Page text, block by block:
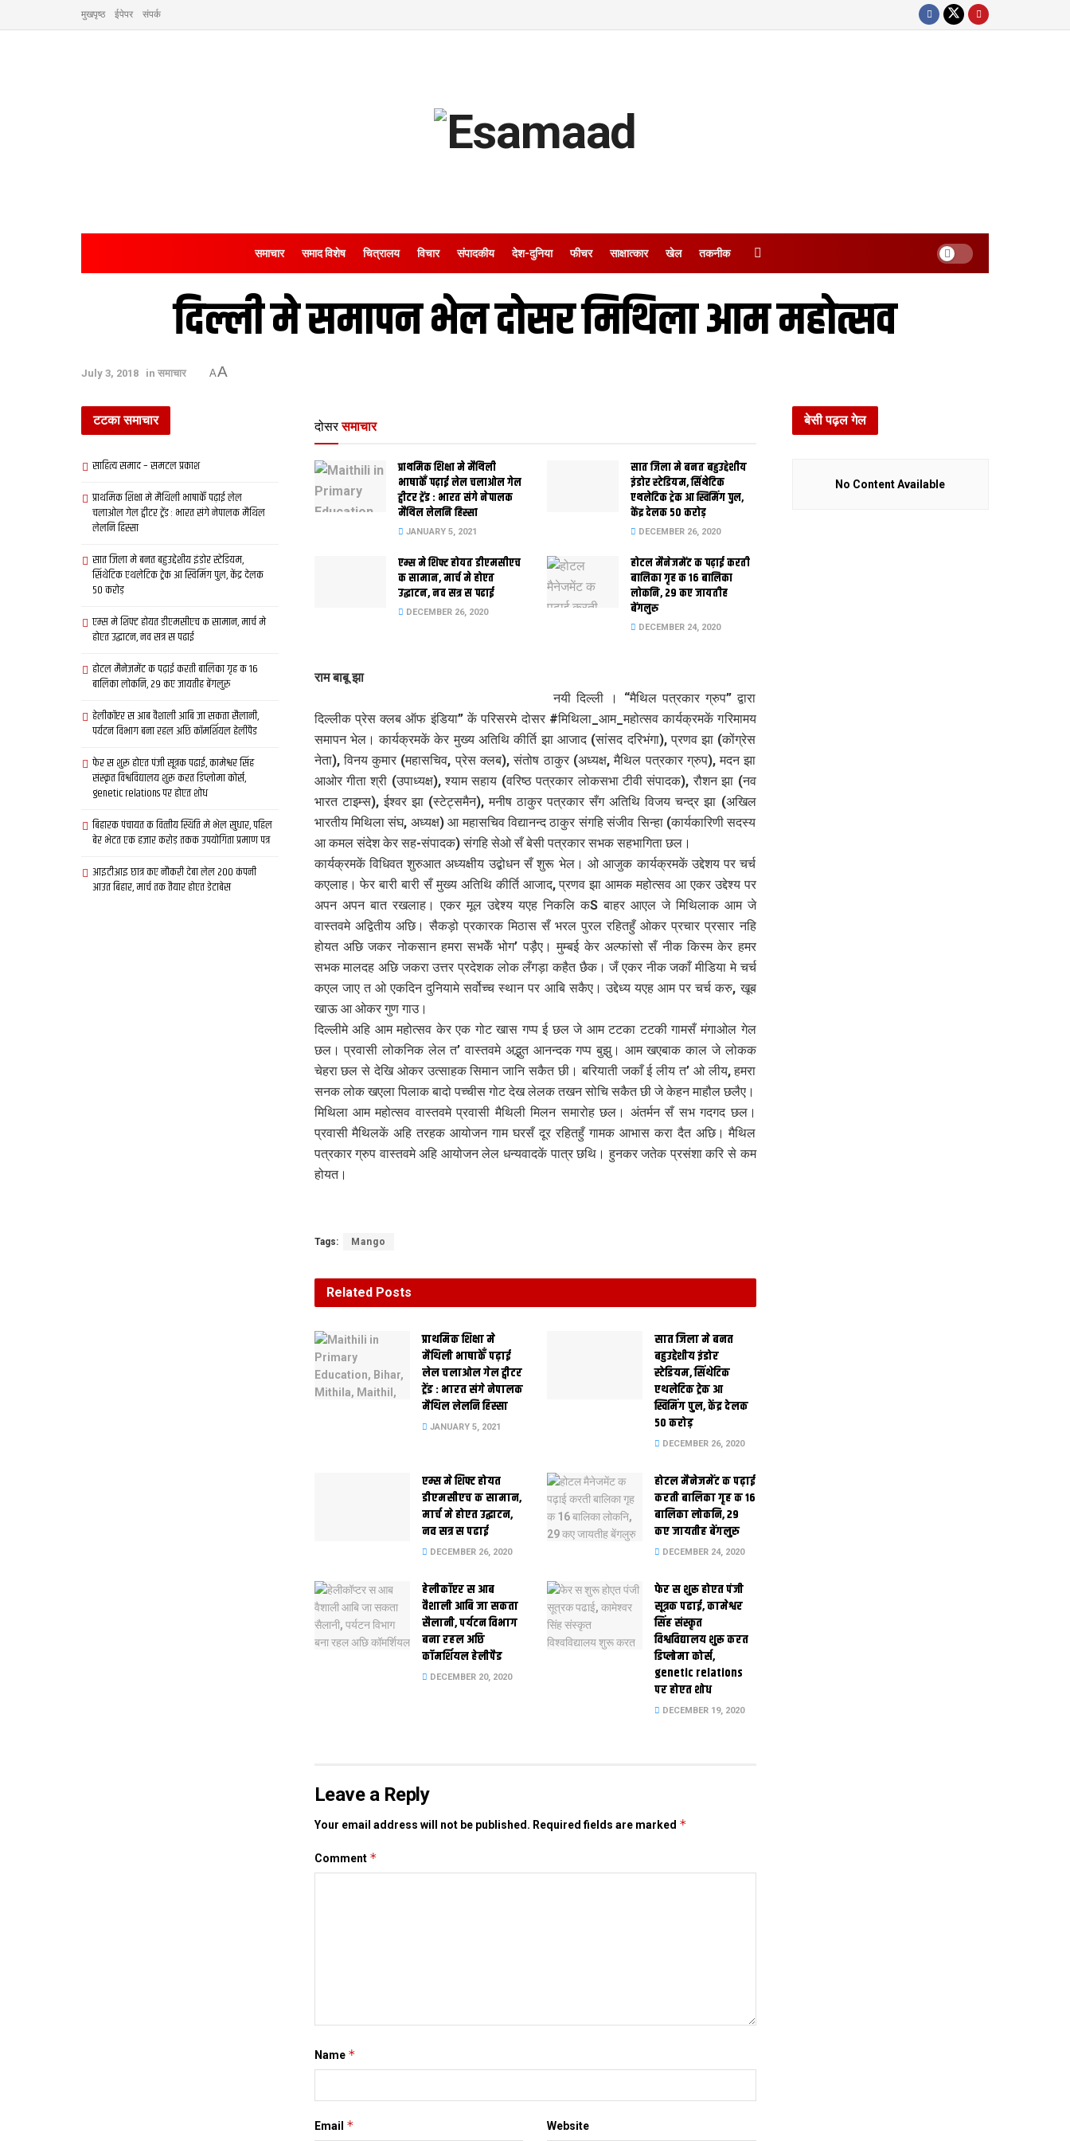
मुखपृष्ठ ईपेपर संपर्क
समाचार समाद विशेष चित्रालय विचार संपादकीय देश-दुनिया फीचर साक्षात्‍कार खेल तकनीक
दिल्ली मे समापन भेल दोसर मिथिला आम महोत्सव
July 3, 2018 in समाचार AA
दोसर समाचार
प्राथमिक शि‍क्षा मे मैथि‍ली
भाषाकेँ पढ़ाई लेल चलाओल गेल
ट्वीटर ट्रेंड : भारत संगे नेपालक
मैथिल लेलनि हिस्सा
JANUARY 5, 2021
सात जिला मे बनत बहुउद्देशीय
इंडोर स्‍टेडि‍यम, सिंथेटिक
एथलेटिक ट्रेक आ स्विमिंग पुल,
केंद्र देलक 50 करोड़
DECEMBER 26, 2020
एम्स मे शिफ्ट होयत डीएमसीएच
क सामान, मार्च मे होएत
उद्घाटन, नव सत्र स पढाई
DECEMBER 26, 2020
होटल मैनेजमेंट क पढ़ाई करती
बालिका गृह क 16 बालिका
लोकनि, 29 कए जायतीह
बेंगलुरु
DECEMBER 24, 2020
राम बाबू झा
नयी दिल्ली । “मैथिल पत्रकार ग्रुप” द्वारा
दिल्लीक प्रेस क्लब ऑफ इंडिया” कें परिसरमे दोसर #मिथिला_आम_महोत्सव कार्यक्रमकें गरिमामय
समापन भेल। कार्यक्रमकें केर मुख्य अतिथि कीर्ति झा आजाद (सांसद दरिभंगा), प्रणव झा (कोंग्रेस
नेता), विनय कुमार (महासचिव, प्रेस क्लब), संतोष ठाकुर (अध्यक्ष, मैथिल पत्रकार ग्रुप), मदन झा
आओर गीता श्री (उपाध्यक्ष), श्याम सहाय (वरिष्ठ पत्रकार लोकसभा टीवी संपादक), रौशन झा (नव
भारत टाइम्स), ईश्वर झा (स्टेट्समैन), मनीष ठाकुर पत्रकार सँग अतिथि विजय चन्द्र झा (अखिल
भारतीय मिथिला संघ, अध्यक्ष) आ महासचिव विद्यानन्द ठाकुर संगहि संजीव सिन्हा (कार्यकारिणी सदस्य
आ कमल संदेश केर सह-संपादक) संगहि सेओ सँ बेसी पत्रकार सभक सहभागिता छल।
कार्यक्रमकें विधिवत शुरुआत अध्यक्षीय उद्बोधन सँ शुरू भेल। ओ आजुक कार्यक्रमकें उद्देशय पर चर्च
कएलाह। फेर बारी बारी सँ मुख्य अतिथि कीर्ति आजाद, प्रणव झा आमक महोत्सव आ एकर उद्देश्य पर
अपन अपन बात रखलाह। एकर मूल उद्देश्य यएह निकलि कS बाहर आएल जे मिथिलाक आम जे
वास्तवमे अद्वितीय अछि। सैकड़ो प्रकारक मिठास सँ भरल पुरल रहितहुँ ओकर प्रचार प्रसार नहि
होयत अछि जकर नोकसान हमरा सभकेँ भोग’ पड़ैए। मुम्बई केर अल्फांसो सँ नीक किस्म केर हमर
सभक मालदह अछि जकरा उत्तर प्रदेशक लोक लँगड़ा कहैत छैक। जँ एकर नीक जकाँ मीडिया मे चर्च
कएल जाए त ओ एकदिन दुनियामे सर्वोच्च स्थान पर आबि सकैए। उद्देध्य यएह आम पर चर्च करु, खूब
खाऊ आ ओकर गुण गाउ।
दिल्लीमे अहि आम महोत्सव केर एक गोट खास गप्प ई छल जे आम टटका टटकी गामसँ मंगाओल गेल
छल। प्रवासी लोकनिक लेल त’ वास्तवमे अद्भुत आनन्दक गप्प बुझु। आम खएबाक काल जे लोकक
चेहरा छल से देखि ओकर उत्साहक सिमान जानि सकैत छी। बरियाती जकाँ ई लीय त’ ओ लीय, हमरा
सनक लोक खएला पिलाक बादो पच्चीस गोट देख लेलक तखन सोचि सकैत छी जे केहन माहौल छलैए।
मिथिला आम महोत्सव वास्तवमे प्रवासी मैथिली मिलन समारोह छल। अंतर्मन सँ सभ गदगद छल।
प्रवासी मैथिलकें अहि तरहक आयोजन गाम घरसँ दूर रहितहुँ गामक आभास करा दैत अछि। मैथिल
पत्रकार ग्रुप वास्तवमे अहि आयोजन लेल धन्यवादकें पात्र छथि। हुनकर जतेक प्रसंशा करि से कम
होयत।
Tags: Mango
Related Posts
प्राथमिक शि‍क्षा मे
मैथि‍ली भाषाकेँ पढ़ाई
लेल चलाओल गेल ट्वीटर
ट्रेंड : भारत संगे नेपालक
मैथिल लेलनि हिस्सा
JANUARY 5, 2021
सात जिला मे बनत
बहुउद्देशीय इंडोर
स्‍टेडि‍यम, सिंथेटिक
एथलेटिक ट्रेक आ
स्विमिंग पुल, केंद्र देलक
50 करोड़
DECEMBER 26, 2020
एम्स मे शिफ्ट होयत
डीएमसीएच क सामान,
मार्च मे होएत उद्घाटन,
नव सत्र स पढाई
DECEMBER 26, 2020
होटल मैनेजमेंट क पढ़ाई
करती बालिका गृह क 16
बालिका लोकनि, 29
कए जायतीह बेंगलुरु
DECEMBER 24, 2020
हेलीकॉप्टर स आब
वैशाली आबि जा सकता
सैलानी, पर्यटन विभाग
बना रहल अछि
कॉमर्शियल हेलीपैड
DECEMBER 20, 2020
फेर स शुरू होएत पंजी
सूत्रक पढाई, कामेश्वर
सिंह संस्कृत
विश्वविद्यालय शुरू करत
डिप्लोमा कोर्स,
genetic relations
पर होएत शोध
DECEMBER 19, 2020
Leave a Reply
Your email address will not be published. Required fields are marked *
Comment *
Name *
Email * Website
टटका समाचार
साहित्य समाद – समटल प्रकाश
प्राथमिक शि‍क्षा मे मैथि‍ली भाषाकेँ पढ़ाई लेल
चलाओल गेल ट्वीटर ट्रेंड : भारत संगे नेपालक मैथिल
लेलनि हिस्सा
सात जिला मे बनत बहुउद्देशीय इंडोर स्‍टेडि‍यम,
सिंथेटिक एथलेटिक ट्रेक आ स्विमिंग पुल, केंद्र देलक
50 करोड़
एम्स मे शिफ्ट होयत डीएमसीएच क सामान, मार्च मे
होएत उद्घाटन, नव सत्र स पढाई
होटल मैनेजमेंट क पढ़ाई करती बालिका गृह क 16
बालिका लोकनि, 29 कए जायतीह बेंगलुरु
हेलीकॉप्टर स आब वैशाली आबि जा सकता सैलानी,
पर्यटन विभाग बना रहल अछि कॉमर्शियल हेलीपैड
फेर स शुरू होएत पंजी सूत्रक पढाई, कामेश्वर सिंह
संस्कृत विश्वविद्यालय शुरू करत डिप्लोमा कोर्स,
genetic relations पर होएत शोध
बिहारक पंचायत क वित्‍तीय स्थिति मे भेल सुधार, पहिल
बेर भेटत एक हजार करोड़ तकक उपयोगिता प्रमाण पत्र
आइटीआइ छात्र कए नौकरी देबा लेल 200 कंपनी
आउत बिहार, मार्च तक तैयार होएत डेटाबेस
बेसी पढ़ल गेल
No Content Available